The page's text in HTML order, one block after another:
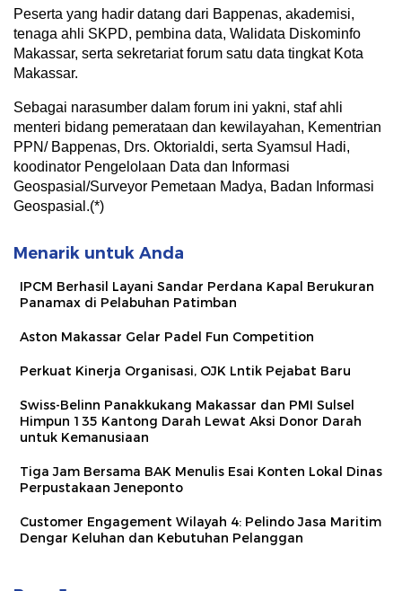
Peserta yang hadir datang dari Bappenas, akademisi,
tenaga ahli SKPD, pembina data, Walidata Diskominfo
Makassar, serta sekretariat forum satu data tingkat Kota
Makassar.
Sebagai narasumber dalam forum ini yakni, staf ahli
menteri bidang pemerataan dan kewilayahan, Kementrian
PPN/ Bappenas, Drs. Oktorialdi, serta Syamsul Hadi,
koodinator Pengelolaan Data dan Informasi
Geospasial/Surveyor Pemetaan Madya, Badan Informasi
Geospasial.(*)
Menarik untuk Anda
IPCM Berhasil Layani Sandar Perdana Kapal Berukuran
Panamax di Pelabuhan Patimban
Aston Makassar Gelar Padel Fun Competition
Perkuat Kinerja Organisasi, OJK Lntik Pejabat Baru
Swiss-Belinn Panakkukang Makassar dan PMI Sulsel
Himpun 135 Kantong Darah Lewat Aksi Donor Darah
untuk Kemanusiaan
Tiga Jam Bersama BAK Menulis Esai Konten Lokal Dinas
Perpustakaan Jeneponto
Customer Engagement Wilayah 4: Pelindo Jasa Maritim
Dengar Keluhan dan Kebutuhan Pelanggan